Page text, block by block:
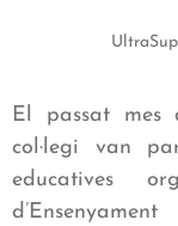
El passat mes
col·legi van
educatives